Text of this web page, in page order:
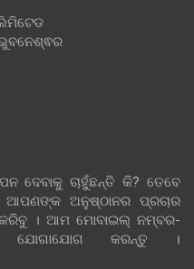
ଦେବାକୁ ଚାହୁଁଛନ୍ତି କି? ତେବେ
ଅନୁଷ୍ଠାନର ପ୍ରଚାର
। ଆମ ମୋବାଇଲ୍ ନମ୍ବର-
ଯୋଗାଯୋଗ କରନ୍ତୁ ।